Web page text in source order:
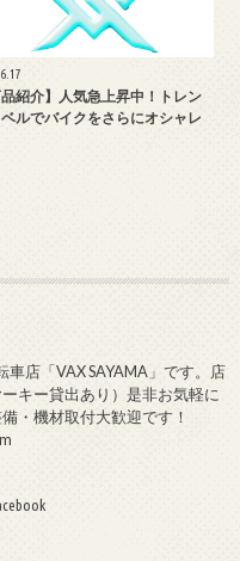
品紹介】人気急上昇中！トレン
ルでバイクをさらにオシャレ
店「VAX SAYAMA」です。店
キー貸出あり）是非お気軽に
・機材取付大歓迎です！